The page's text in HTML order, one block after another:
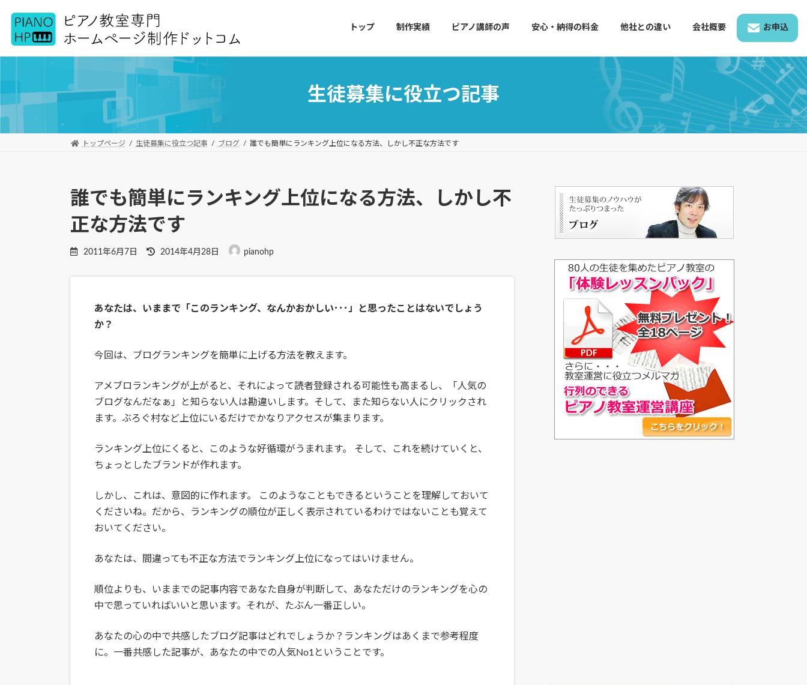
ツ
ス
シ
ン
トップ 制作実績 ピアノ講師の声 安心・納得の料金 他社との違い 会社概要 お申込
生徒募集に役立つ記事
トップページ 生徒募集に役立つ記事 ブログ 誰でも簡単にランキング上位になる方法、しかし不正な方法です
誰でも簡単にランキング上位になる方法、しかし不
正な方法です
2011年6月7日
最
時
2014年4月28日 pianohp
あなたは、いままで「このランキング、なんかおかしい･･･」と思ったことはないでしょう
か？
今回は、ブログランキングを簡単に上げる方法を教えます。
アメブロランキングが上がると、それによって読者登録される可能性も高まるし、「人気の
ブログなんだなぁ」と知らない人は勘違いします。そして、また知らない人にクリックされ
ます。ぶろぐ村など上位にいるだけでかなりアクセスが集まります。
ランキング上位にくると、このような好循環がうまれます。 そして、これを続けていくと、
ちょっとしたブランドが作れます。
しかし、これは、意図的に作れます。 このようなこともできるということを理解しておいて
くださいね。だから、ランキングの順位が正しく表示されているわけではないことも覚えて
おいてください。
あなたは、間違っても不正な方法でランキング上位になってはいけません。
順位よりも、いままでの記事内容であなた自身が判断して、あなただけのランキングを心の
中で思っていればいいと思います。それが、たぶん一番正しい。
あなたの心の中で共感したブログ記事はどれでしょうか？ランキングはあくまで参考程度
に。一番共感した記事が、あなたの中での人気No1ということです。